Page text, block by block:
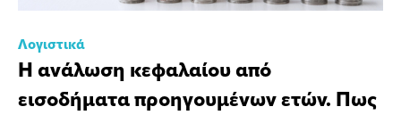
Λογιστικά
Η ανάλωση κεφαλαίου από
εισοδήματα προηγουμένων ετών. Πως